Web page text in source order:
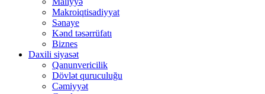
Makroiqtisadiyyat
Sənaye
Kənd təsərrüfatı
Biznes
Daxili siyasət
Qanunvericilik
Dövlət quruculuğu
Cəmiyyət